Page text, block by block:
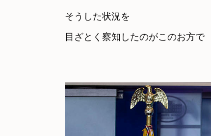
そうした状況を
目ざとく察知したのがこのお方で